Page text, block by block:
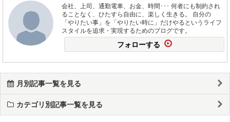
会社、上司、通勤電車、お金、時間･･･ 何者にも制約され
ることなく、ひたすら自由に、楽しく生きる。 自分の
「やりたい事」を「やりたい時に」だけやるというライフ
スタイルを追求・実現するためのブログです。
フォローする
月別記事一覧を見る
カテゴリ別記事一覧を見る